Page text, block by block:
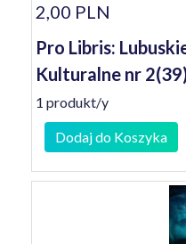
2,00 PLN
Pro Libris:
Kulturalne nr
1 produkt/y
Dodaj do Koszyka